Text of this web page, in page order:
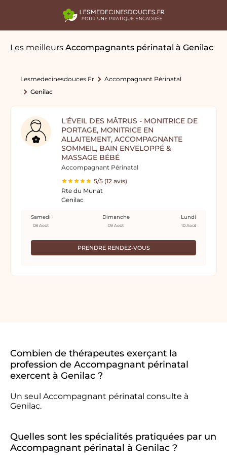
Les meilleurs Accompagnants périnatal à Genilac
Lesmedecinesdouces.fr
Accompagnant Périnatal
Genilac
L'ÉVEIL DES MÂTRUS - MONITRICE DE
PORTAGE, MONITRICE EN
ALLAITEMENT, ACCOMPAGNANTE
SOMMEIL, BAIN ENVELOPPÉ &
MASSAGE BÉBÉ
Accompagnant Périnatal
5/5 (12 avis)
Rte du Munat
Genilac
PRENDRE RENDEZ-VOUS
Samedi
08 Août
Dimanche
09 Août
Lundi
10 Août
Combien de thérapeutes exerçant la
profession de Accompagnant périnatal
exercent à Genilac ?
Un seul Accompagnant périnatal consulte à
Genilac.
Quelles sont les spécialités pratiquées par un
Accompagnant périnatal à Genilac ?